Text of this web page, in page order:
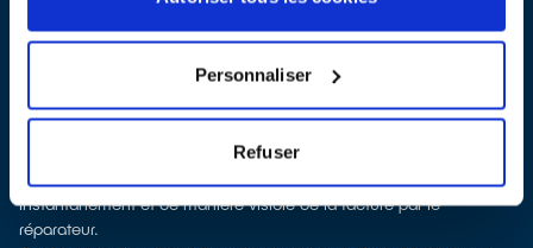
Personnaliser
Refuser
verrez pour quels types d’appareils ce professionnel a obtenu le
label. Congélateur, lave-vaisselle, petit électroménager,
d’équipements son réparateur spécialisé et labellisé QualiRépar.
Consulter l’annuaire
Comment bénéficier du Bonus Réparation à Mouriès ?
Le Bonus Réparation est en vigueur chez tous les professionnels
de la réparation ayant obtenu le label QualiRépar. Il est déduit
instantanément et de manière visible de la facture par le
réparateur.